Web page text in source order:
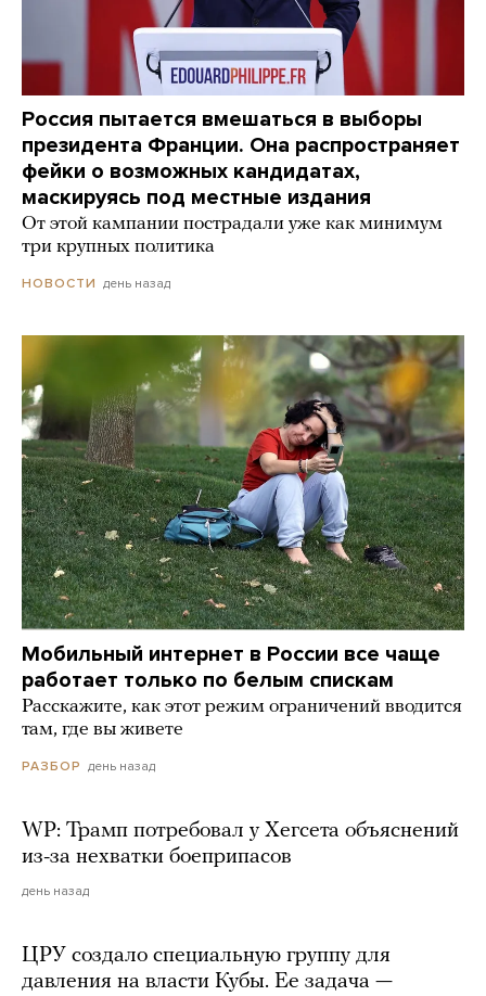
Россия пытается вмешаться в выборы
президента Франции. Она распространяет
фейки о возможных кандидатах,
маскируясь под местные издания
От этой кампании пострадали уже как минимум
три крупных политика
НОВОСТИ день назад
Мобильный интернет в России все чаще
работает только по белым спискам
Расскажите, как этот режим ограничений вводится
там, где вы живете
РАЗБОР день назад
WP: Трамп потребовал у Хегсета объяснений
из-за нехватки боеприпасов
день назад
ЦРУ создало специальную группу для
давления на власти Кубы. Ее задача —